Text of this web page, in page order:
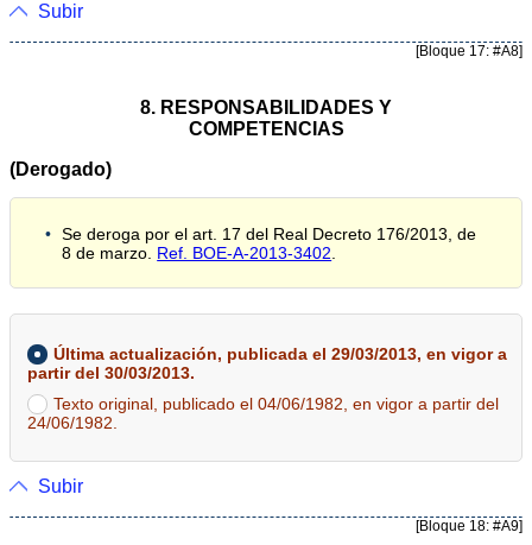
Subir
[Bloque 17: #A8]
8. RESPONSABILIDADES Y
COMPETENCIAS
(Derogado)
Se deroga por el art. 17 del Real Decreto 176/2013, de
8 de marzo. Ref. BOE-A-2013-3402
Última actualización, publicada el 29/03/2013, en vigor a
partir del 30/03/2013.
Texto original, publicado el 04/06/1982, en vigor a partir del
24/06/1982.
Subir
[Bloque 18: #A9]